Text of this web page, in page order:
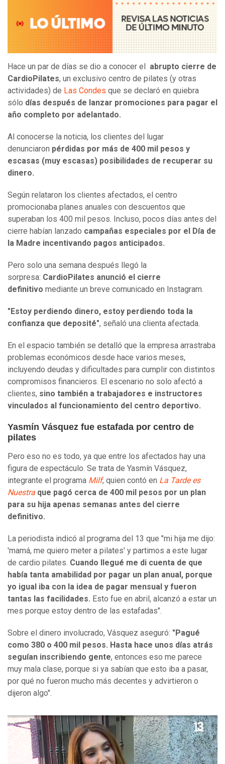
Hace un par de días se dio a conocer el abrupto cierre de
CardioPilates, un exclusivo centro de pilates (y otras
actividades) de Las Condes que se declaró en quiebra
sólo días después de lanzar promociones para pagar el
año completo por adelantado.
Al conocerse la noticia, los clientes del lugar
denunciaron pérdidas por más de 400 mil pesos y
escasas (muy escasas) posibilidades de recuperar su
dinero.
Según relataron los clientes afectados, el centro
promocionaba planes anuales con descuentos que
superaban los 400 mil pesos. Incluso, pocos días antes del
cierre habían lanzado campañas especiales por el Día de
la Madre incentivando pagos anticipados.
Pero solo una semana después llegó la
sorpresa: CardioPilates anunció el cierre
definitivo mediante un breve comunicado en Instagram.
"Estoy perdiendo dinero, estoy perdiendo toda la
confianza que deposité", señaló una clienta afectada.
En el espacio también se detalló que la empresa arrastraba
problemas económicos desde hace varios meses,
incluyendo deudas y dificultades para cumplir con distintos
compromisos financieros. El escenario no solo afectó a
clientes, sino también a trabajadores e instructores
vinculados al funcionamiento del centro deportivo.
Yasmín Vásquez fue estafada por centro de
pilates
Pero eso no es todo, ya que entre los afectados hay una
figura de espectáculo. Se trata de Yasmín Vásquez,
integrante el programa Milf, quien contó en La Tarde es
Nuestra que pagó cerca de 400 mil pesos por un plan
para su hija apenas semanas antes del cierre
definitivo.
La periodista indicó al programa del 13 que "mi hija me dijo:
'mamá, me quiero meter a pilates' y partimos a este lugar
de cardio pilates. Cuando llegué me di cuenta de que
había tanta amabilidad por pagar un plan anual, porque
yo igual iba con la idea de pagar mensual y fueron
tantas las facilidades. Esto fue en abril, alcanzó a estar un
mes porque estoy dentro de las estafadas".
Sobre el dinero involucrado, Vásquez aseguró: "Pagué
como 380 o 400 mil pesos. Hasta hace unos días atrás
seguían inscribiendo gente, entonces eso me parece
muy mala clase, porque si ya sabían que esto iba a pasar,
por qué no fueron mucho más decentes y advirtieron o
dijeron algo".